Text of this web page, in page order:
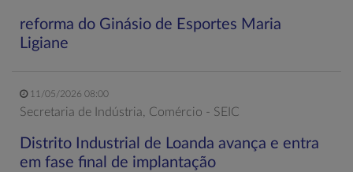
reforma do Ginásio de Esportes Maria
Ligiane
11/05/2026 08:00
Secretaria de Indústria, Comércio - SEIC
Distrito Industrial de Loanda avança e entra
em fase final de implantação